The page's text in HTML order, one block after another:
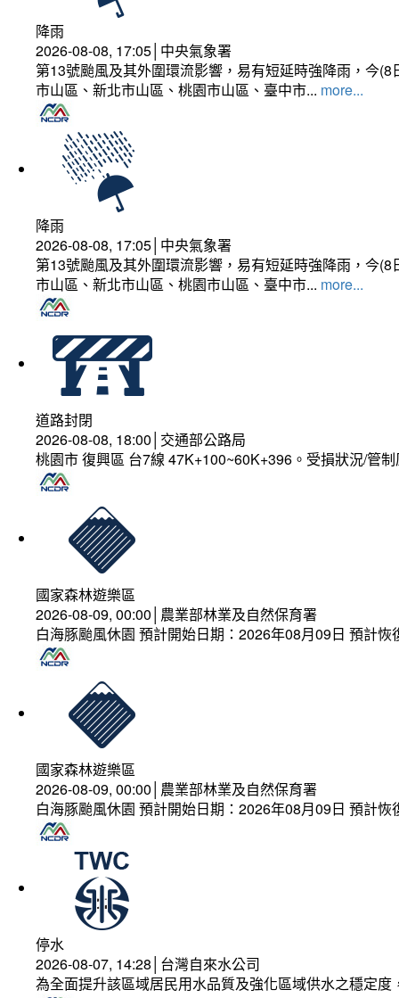
降雨
2026-08-08, 17:05│中央氣象署
第13號颱風及其外圍環流影響，易有短延時強降雨，今
市山區、新北市山區、桃園市山區、臺中市... more...
降雨
2026-08-08, 17:05│中央氣象署
第13號颱風及其外圍環流影響，易有短延時強降雨，今
市山區、新北市山區、桃園市山區、臺中市... more...
道路封閉
2026-08-08, 18:00│交通部公路局
桃園市 復興區 台7線 47K+100~60K+396。受損狀況/管
國家森林遊樂區
2026-08-09, 00:00│農業部林業及自然保育署
白海豚颱風休園 預計開始日期：2026年08月09日 預計
國家森林遊樂區
2026-08-09, 00:00│農業部林業及自然保育署
白海豚颱風休園 預計開始日期：2026年08月09日 預計
停水
2026-08-07, 14:28│台灣自來水公司
為全面提升該區域居民用水品質及強化區域供水之穩定